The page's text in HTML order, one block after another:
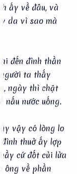
ấy về đâu, và
da vì sao mà
đến đình thần
ta thấy
ngày thì chặt
nấu nước uống.
vậy có lòng lo
thuở ấy lợp
cứ đốt củi lửa
ông về phần